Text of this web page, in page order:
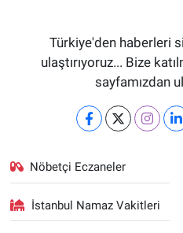
Türkiye'den haberleri
ulaştırıyoruz... Bize
sayfamızdan
Nöbetçi Eczaneler
İstanbul Namaz Vakitleri